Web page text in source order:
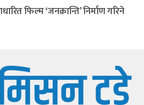
फिल्म ‘जनक्रान्ति’ निर्माण गरिने